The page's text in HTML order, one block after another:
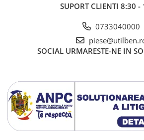
SUPORT CLIENTI 8:30 -
0733040000
SOCIAL URMARESTE-NE IN